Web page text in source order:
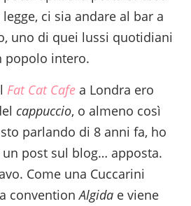
ci sia andare al bar a
uno di quei lussi quotidiani
popolo intero.
Fat Cat Cafe a Londra ero
cappuccio, o almeno così
sto parlando di 8 anni fa, ho
post sul blog… apposta.
Come una Cuccarini
conventionAlgida e viene